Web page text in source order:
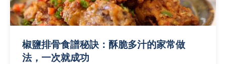
椒鹽排骨食譜秘訣：酥脆多汁的家常做
法，一次就成功